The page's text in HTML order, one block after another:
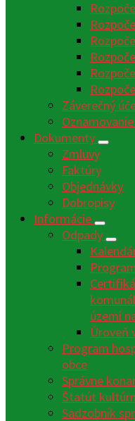
Záverečný
Dokumenty
Zmluvy
Faktúry
Objednávky
Dobropisy
Informácie
Odpady
území
Úroveň
Program
obce
Správne
Štatút
Sadzobník